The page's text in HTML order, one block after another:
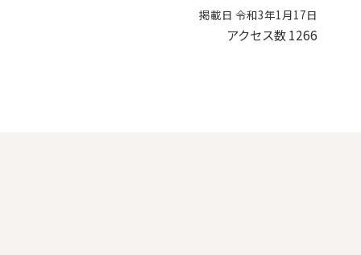
掲載日 令和3年1月17日
アクセス数1266